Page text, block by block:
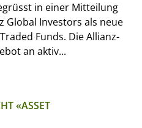
in einer Mitteilung
Global Investors als neue
Funds. Die Allianz-
an aktiv...
«ASSET